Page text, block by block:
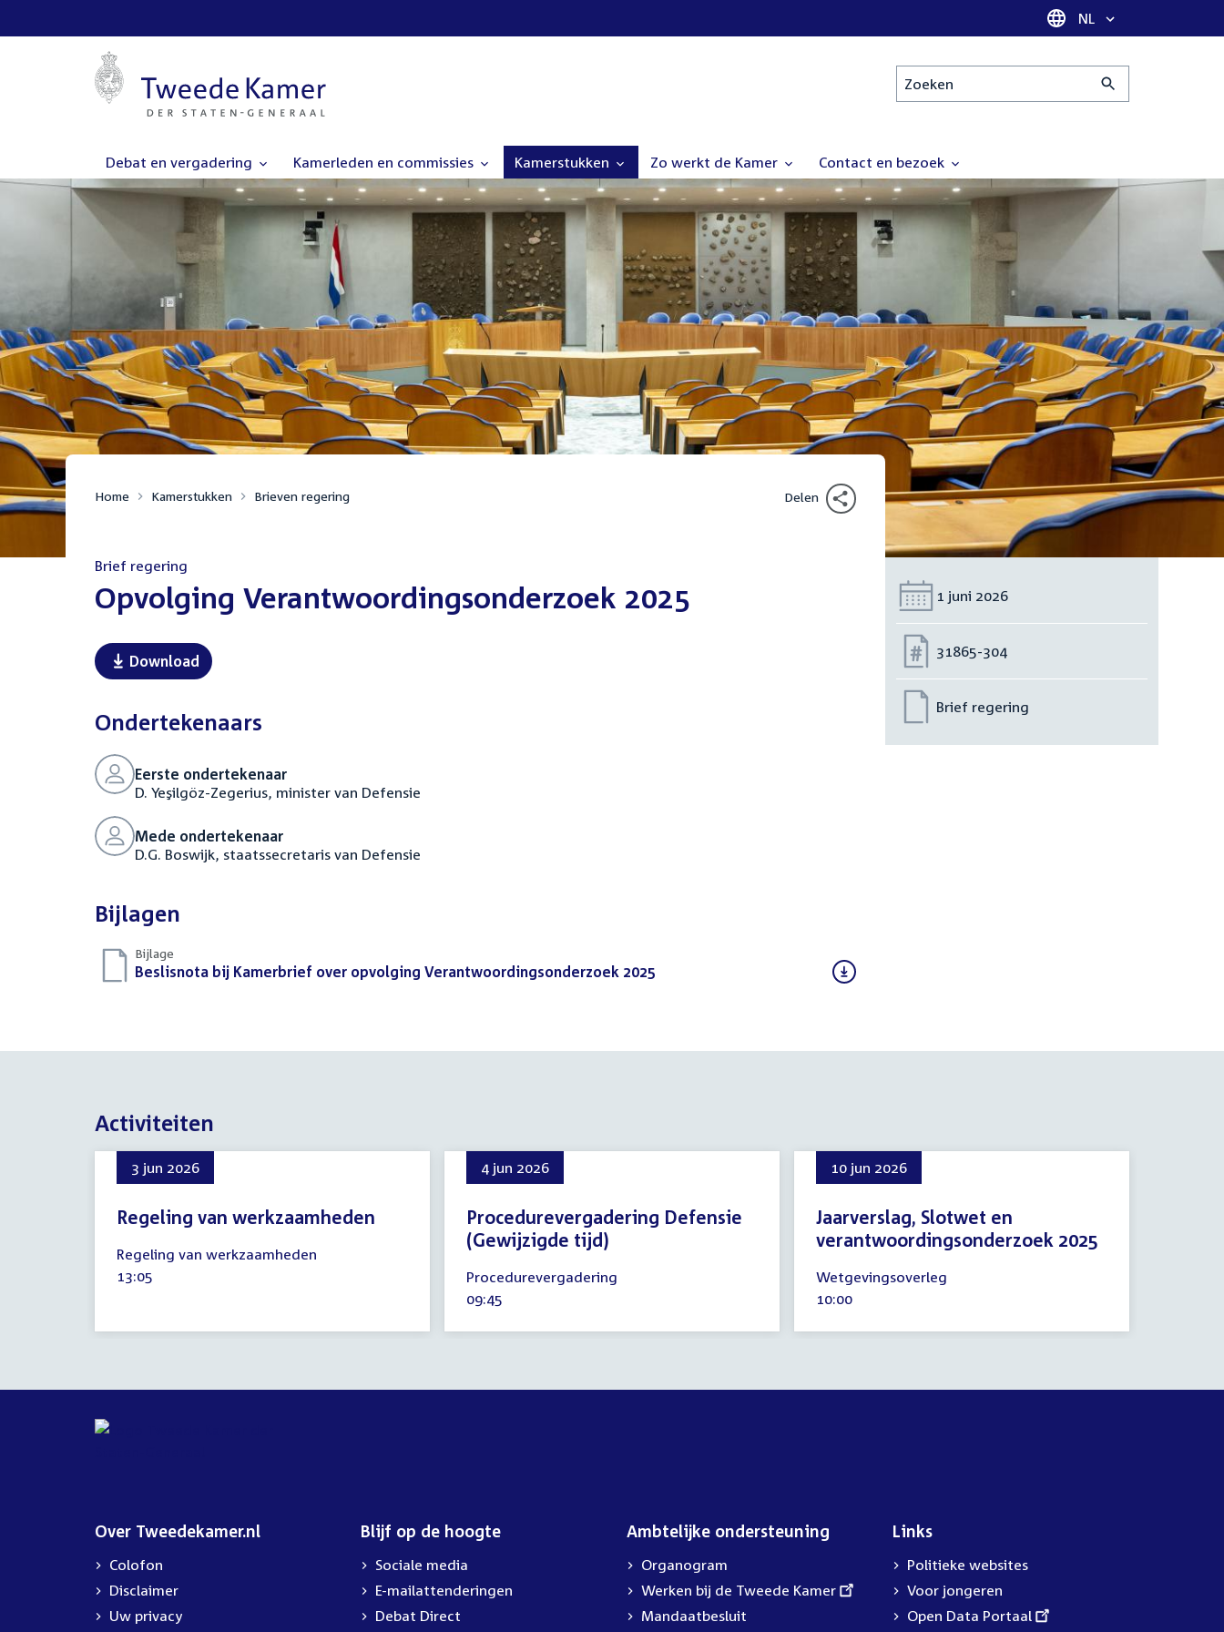
Taal selectie
NL
Zoeken
Debat en vergadering Kamerleden en commissies Kamerstukken Zo werkt de Kamer Contact en bezoek
Home Kamerstukken Brieven regering Delen
Brief regering
:Opvolging Verantwoordingsonderzoek 2025
Download
Ondertekenaars
Eerste ondertekenaar
D. Yeşilgöz-Zegerius, minister van Defensie
Mede ondertekenaar
D.G. Boswijk, staatssecretaris van Defensie
Bijlagen
Bijlage
Download
Beslisnota bij Kamerbrief over opvolging Verantwoordingsonderzoek 2025
Datum:
1 juni 2026
Nummer:
31865-304
Brief regering
Activiteiten
3 jun 2026
Regeling van werkzaamheden
juni
2026
Regeling van werkzaamheden
Tijd
13:05
4 jun 2026
Procedurevergadering Defensie
(Gewijzigde tijd)
juni
2026
Procedurevergadering
Tijd
09:45
10 jun 2026
Jaarverslag, Slotwet en
verantwoordingsonderzoek 2025
juni
2026
Wetgevingsoverleg
Tijd
10:00
Over Tweedekamer.nl
Colofon
Disclaimer
Uw privacy
Blijf op de hoogte
Sociale media
E-mailattenderingen
Debat Direct
Ambtelijke ondersteuning
Organogram
External
link:
Werken bij de Tweede Kamer
Mandaatbesluit
Links
Politieke websites
Voor jongeren
External
Open Data Portaal